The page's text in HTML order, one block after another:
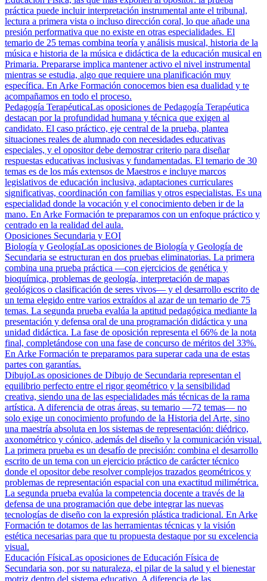
práctica puede incluir interpretación instrumental ante el tribunal,
lectura a primera vista o incluso dirección coral, lo que añade una
presión performativa que no existe en otras especialidades. El
temario de 25 temas combina teoría y análisis musical, historia de la
música e historia de la música e didáctica de la educación musical en
Primaria. Prepararse implica mantener activo el nivel instrumental
mientras se estudia, algo que requiere una planificación muy
específica. En Arke Formación conocemos bien esa dualidad y te
acompañamos en todo el proceso.
Pedagogía TerapéuticaLas oposiciones de Pedagogía Terapéutica
destacan por la profundidad humana y técnica que exigen al
candidato. El caso práctico, eje central de la prueba, plantea
situaciones reales de alumnado con necesidades educativas
especiales, y el opositor debe demostrar criterio para diseñar
respuestas educativas inclusivas y fundamentadas. El temario de 30
temas es de los más extensos de Maestros e incluye marcos
legislativos de educación inclusiva, adaptaciones curriculares
significativas, coordinación con familias y otros especialistas. Es una
especialidad donde la vocación y el conocimiento deben ir de la
mano. En Arke Formación te preparamos con un enfoque práctico y
centrado en la realidad del aula.
Oposiciones Secundaria y EOI
Biología y GeologíaLas oposiciones de Biología y Geología de
Secundaria se estructuran en dos pruebas eliminatorias. La primera
combina una prueba práctica —con ejercicios de genética y
bioquímica, problemas de geología, interpretación de mapas
geológicos o clasificación de seres vivos— y el desarrollo escrito de
un tema elegido entre varios extraídos al azar de un temario de 75
temas. La segunda prueba evalúa la aptitud pedagógica mediante la
presentación y defensa oral de una programación didáctica y una
unidad didáctica. La fase de oposición representa el 66% de la nota
final, completándose con una fase de concurso de méritos del 33%.
En Arke Formación te preparamos para superar cada una de estas
partes con garantías.
DibujoLas oposiciones de Dibujo de Secundaria representan el
equilibrio perfecto entre el rigor geométrico y la sensibilidad
creativa, siendo una de las especialidades más técnicas de la rama
artística. A diferencia de otras áreas, su temario —72 temas— no
solo exige un conocimiento profundo de la Historia del Arte, sino
una maestría absoluta en los sistemas de representación: diédrico,
axonométrico y cónico, además del diseño y la comunicación visual.
La primera prueba es un desafío de precisión: combina el desarrollo
escrito de un tema con un ejercicio práctico de carácter técnico
donde el opositor debe resolver complejos trazados geométricos y
problemas de representación espacial con una exactitud milimétrica.
La segunda prueba evalúa la competencia docente a través de la
defensa de una programación que debe integrar las nuevas
tecnologías de diseño con la expresión plástica tradicional. En Arke
Formación te dotamos de las herramientas técnicas y la visión
estética necesarias para que tu propuesta destaque por su excelencia
visual.
Educación FísicaLas oposiciones de Educación Física de
Secundaria son, por su naturaleza, el pilar de la salud y el bienestar
motriz dentro del sistema educativo. A diferencia de las